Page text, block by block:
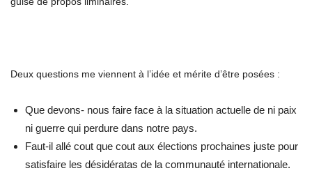
Deux questions me viennent à l’idée et mérite d’être posées :
Que devons- nous faire face à la situation actuelle de ni paix
ni guerre qui perdure dans notre pays.
Faut-il allé cout que cout aux élections prochaines juste pour
satisfaire les désidératas de la communauté internationale.